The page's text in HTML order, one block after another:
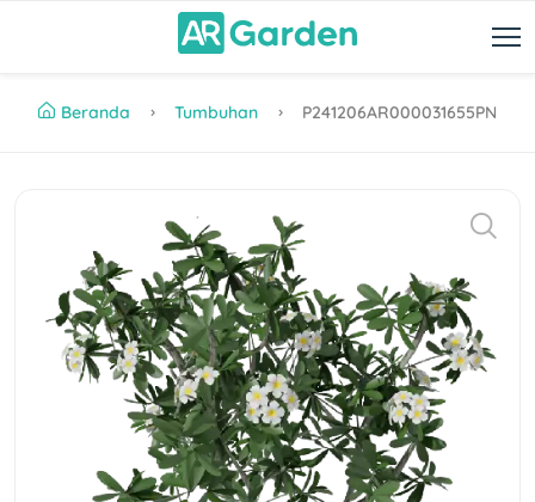
Beranda Tumbuhan P241206AR000031655PN